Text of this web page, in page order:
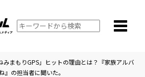
みまもりGPS」ヒットの理由とは？『家族アルバ
』の担当者に聞いた。